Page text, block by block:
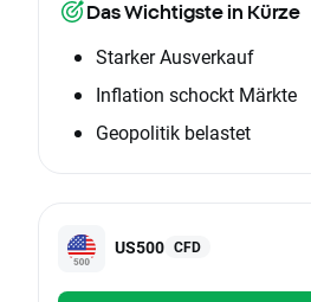
Das Wichtigste in Kürze
Starker Ausverkauf
Inflation schockt Märkte
Geopolitik belastet
US500 CFD